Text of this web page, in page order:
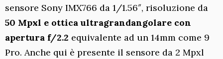
sensore Sony IMX766 da 1/1.56″, risoluzione da
50 Mpxl e ottica ultragrandangolare con
apertura f/2.2 equivalente ad un 14mm come 9
Pro. Anche qui è presente il sensore da 2 Mpxl